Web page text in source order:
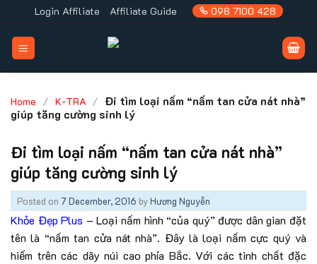
to
content
Login Affiliate Affiliate Guide 098 7100 428
Home / K-TRA / Đi tìm loại nấm “nấm tan cửa nát nhà”
giúp tăng cường sinh lý
Đi tìm loại nấm “nấm tan cửa nát nhà”
giúp tăng cường sinh lý
Posted on 7 December, 2016 byHương Nguyễn
Khỏe Đẹp Plus – Loại nấm hình “của quý” được dân gian đặt
tên là “nấm tan cửa nát nhà”. Đây là loại nấm cực quý và
hiếm trên các dãy núi cao phía Bắc. Với các tinh chất đặc